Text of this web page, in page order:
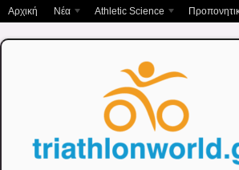
Αρχική Νέα Athletic Science